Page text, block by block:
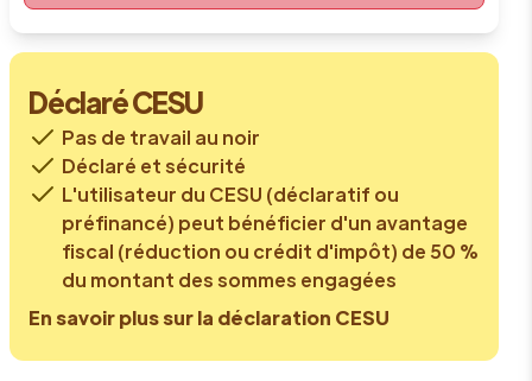
Déclaré CESU
Pas de travail au noir
Déclaré et sécurité
L'utilisateur du CESU (déclaratif ou
préfinancé) peut bénéficier d'un avantage
fiscal (réduction ou crédit d'impôt) de 50 %
du montant des sommes engagées
En savoir plus sur la déclaration CESU